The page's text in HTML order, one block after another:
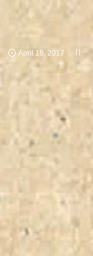
April 18, 2017